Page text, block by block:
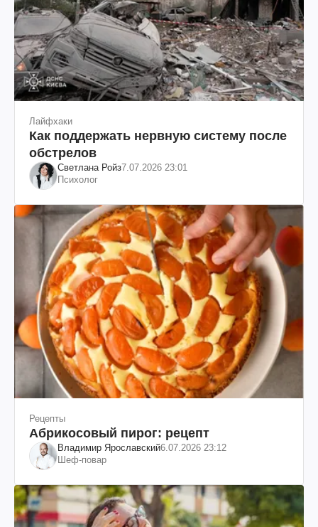
Лайфхаки
Как поддержать нервную систему после
обстрелов
Светлана Ройз7.07.2026 23:01
Психолог
Рецепты
Абрикосовый пирог: рецепт
Владимир Ярославский6.07.2026 23:12
Шеф-повар